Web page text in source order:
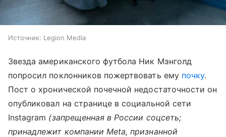
Источник: Legion Media
Звезда американского футбола Ник Мэнголд
попросил поклонников пожертвовать ему почку.
Пост о хронической почечной недостаточности он
опубликовал на странице в социальной сети
Instagram (запрещенная в России соцсеть;
принадлежит компании Meta, признанной